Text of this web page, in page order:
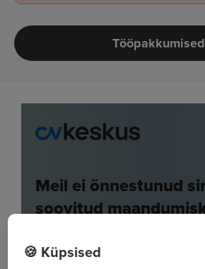
Tööpakkumised
🍪 Küpsised